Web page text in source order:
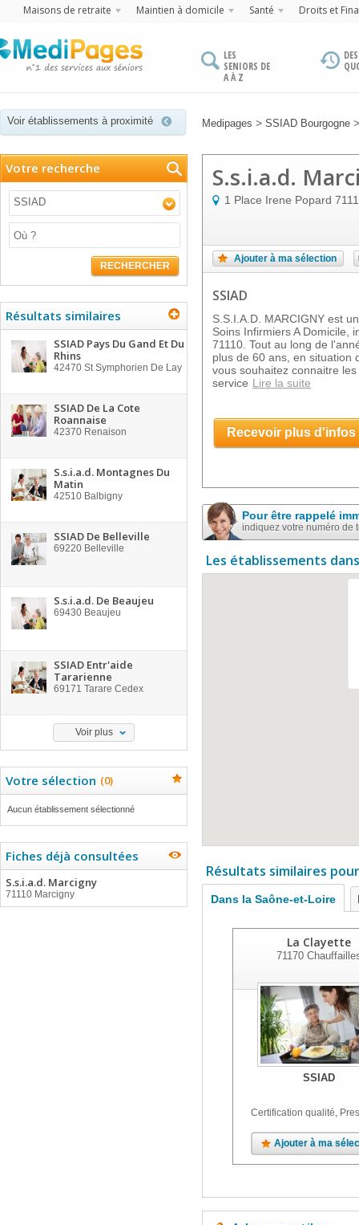
Maisons de retraite Maintien à domicile Santé Droits et
LES
SENIORS DE
A À Z
Voir établissements à proximité Medipages > SSIAD Bourgogne
Votre recherche
SSIAD
RECHERCHER
Résultats similaires
SSIAD Pays Du Gand Et Du
Rhins
42470 St Symphorien De Lay
SSIAD De La Cote
Roannaise
42370 Renaison
S.s.i.a.d. Montagnes Du
Matin
42510 Balbigny
SSIAD De Belleville
69220 Belleville
S.s.i.a.d. De Beaujeu
69430 Beaujeu
SSIAD Entr'aide
Tararienne
69171 Tarare Cedex
Voir plus
Votre sélection (0)
Aucun établissement sélectionné
Fiches déjà consultées
S.s.i.a.d. Marcigny
71110 Marcigny
S.s.i.a.d.
1 Place Irene Popard
Ajouter à ma sélection
SSIAD
S.S.I.A.D. MARCIGNY est
Soins Infirmiers A Domicile,
71110. Tout au long de
plus de 60 ans, en situation
vous souhaitez connaitre
service Lire la suite
Recevoir plus d'infos
Pour être rappelé
indiquez votre numéro de
Les établissements
Résultats similaires
Dans la Saône-et-Loire
La Clayette
71170
SSIAD
Certification qualité,
Ajouter à ma